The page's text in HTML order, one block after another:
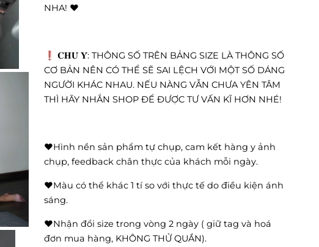
NHA! ❤️
❗️ 𝐂𝐇𝐔́ 𝐘́: THÔNG SỐ TRÊN BẢNG SIZE LÀ THÔNG SỐ
CƠ BẢN NÊN CÓ THỂ SẼ SAI LỆCH VỚI MỘT SỐ DÁNG
NGƯỜI KHÁC NHAU. NẾU NÀNG VẪN CHƯA YÊN TÂM
THÌ HÃY NHẮN SHOP ĐỂ ĐƯỢC TƯ VẤN KĨ HƠN NHÉ!
❤️Hình nền sản phẩm tự chụp, cam kết hàng y ảnh
chụp, feedback chân thực của khách mỗi ngày.
❤️Màu có thể khác 1 tí so với thực tế do điều kiện ánh
sáng.
❤️Nhận đổi size trong vòng 2 ngày ( giữ tag và hoá
đơn mua hàng, KHÔNG THỬ QUẦN).